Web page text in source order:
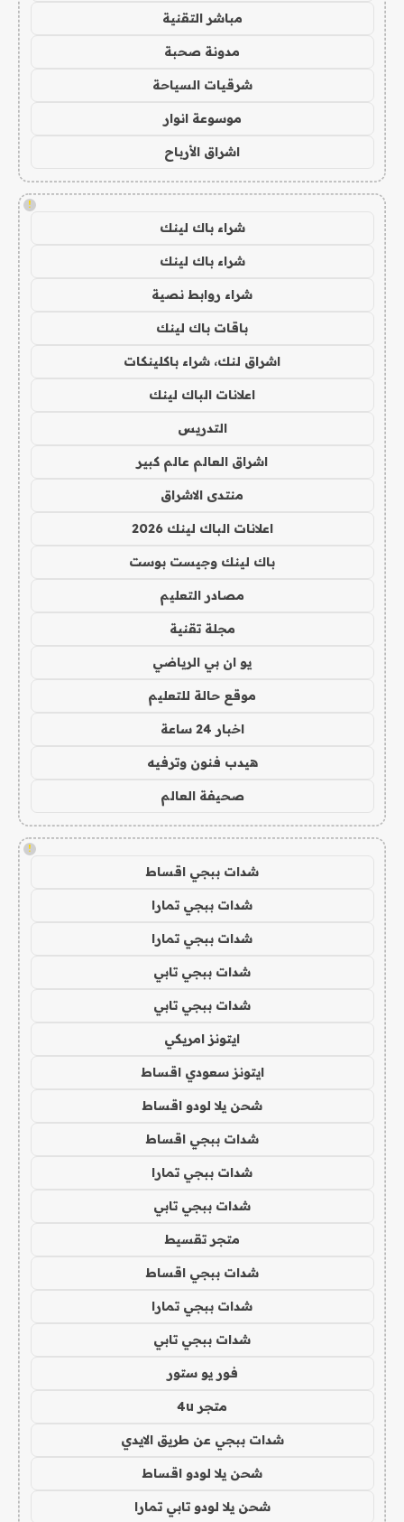
مباشر التقنية
مدونة صحبة
شرقيات السياحة
موسوعة انوار
اشراق الأرباح
!
شراء باك لينك
شراء باك لينك
شراء روابط نصية
باقات باك لينك
اشراق لنك، شراء باكلينكات
اعلانات الباك لينك
التدريس
اشراق العالم عالم كبير
منتدى الاشراق
اعلانات الباك لينك 2026
باك لينك وجيست بوست
مصادر التعليم
مجلة تقنية
يو ان بي الرياضي
موقع حالة للتعليم
اخبار 24 ساعة
هيدب فنون وترفيه
صحيفة العالم
!
شدات ببجي اقساط
شدات ببجي تمارا
شدات ببجي تمارا
شدات ببجي تابي
شدات ببجي تابي
ايتونز امريكي
ايتونز سعودي اقساط
شحن يلا لودو اقساط
شدات ببجي اقساط
شدات ببجي تمارا
شدات ببجي تابي
متجر تقسيط
شدات ببجي اقساط
شدات ببجي تمارا
شدات ببجي تابي
فور يو ستور
متجر 4u
شدات ببجي عن طريق الايدي
شحن يلا لودو اقساط
شحن يلا لودو تابي تمارا